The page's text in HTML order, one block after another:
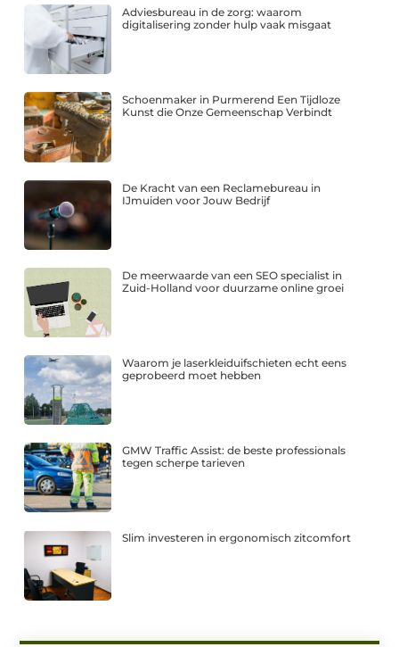
Adviesbureau in de zorg: waarom
digitalisering zonder hulp vaak misgaat
Schoenmaker in Purmerend Een Tijdloze
Kunst die Onze Gemeenschap Verbindt
De Kracht van een Reclamebureau in
IJmuiden voor Jouw Bedrijf
De meerwaarde van een SEO specialist in
Zuid-Holland voor duurzame online groei
Waarom je laserkleiduifschieten echt eens
geprobeerd moet hebben
GMW Traffic Assist: de beste professionals
tegen scherpe tarieven
Slim investeren in ergonomisch zitcomfort